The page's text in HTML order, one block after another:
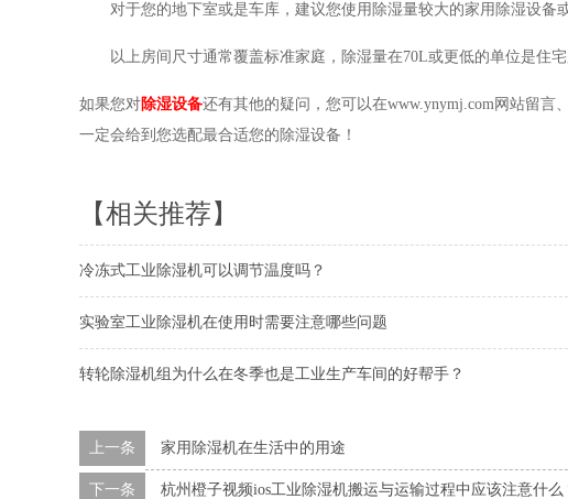
对于您的地下室或是车库，建议您使用除湿量较大的家用除湿设备或
以上房间尺寸通常覆盖标准家庭，除湿量在70L或更低的单位是住宅用途
如果您对除湿设备还有其他的疑问，您可以在www.ynymj.com网站留言
一定会给到您选配最合适您的除湿设备！
【相关推荐】
冷冻式工业除湿机可以调节温度吗？
实验室工业除湿机在使用时需要注意哪些问题
转轮除湿机组为什么在冬季也是工业生产车间的好帮手？
上一条 家用除湿机在生活中的用途
下一条 杭州橙子视频ios工业除湿机搬运与运输过程中应该注意什么